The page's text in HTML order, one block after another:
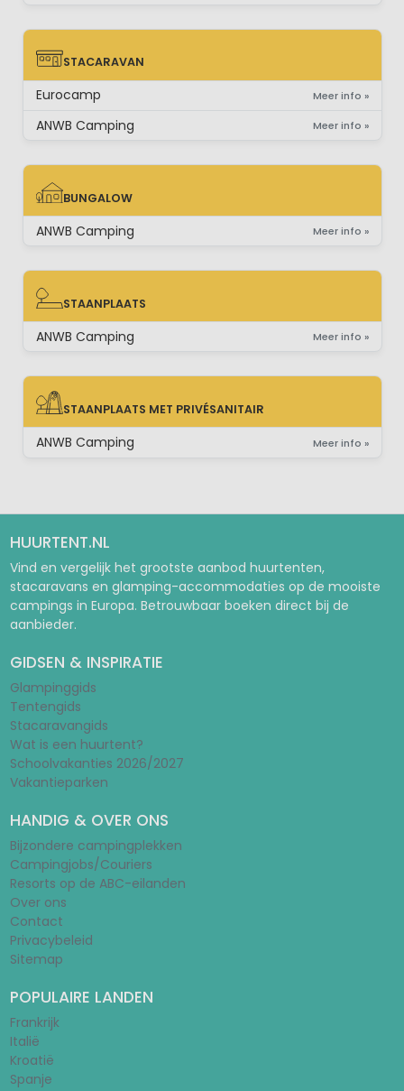
STACARAVAN
STACARAVAN
Eurocamp Meer info »
ANWB Camping Meer info »
BUNGALOW
BUNGALOW
ANWB Camping Meer info »
STAANPLAATS
STAANPLAATS
ANWB Camping Meer info »
STAANPLAATS MET PRIVÉSANITAIR
STAANPLAATS MET PRIVÉSANITAIR
ANWB Camping Meer info »
HUURTENT.NL
Vind en vergelijk het grootste aanbod huurtenten,
stacaravans en glamping-accommodaties op de mooiste
campings in Europa. Betrouwbaar boeken direct bij de
aanbieder.
GIDSEN & INSPIRATIE
Glampinggids
Tentengids
Stacaravangids
Wat is een huurtent?
Schoolvakanties 2026/2027
Vakantieparken
HANDIG & OVER ONS
Bijzondere campingplekken
Campingjobs/Couriers
Resorts op de ABC-eilanden
Over ons
Contact
Privacybeleid
Sitemap
POPULAIRE LANDEN
Frankrijk
Italië
Kroatië
Spanje